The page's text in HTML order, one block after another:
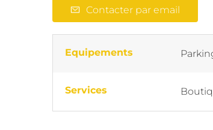
Contacter par email
Equipements
Services